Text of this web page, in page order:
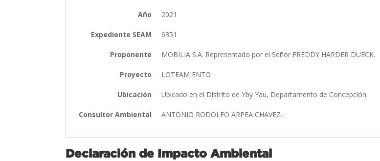
Año 2021
Expediente SEAM 6351
Proponente MOBILIA S.A. Representado por el Señor FREDDY HARDER DUECK.
Proyecto LOTEAMIENTO
Ubicación Ubicado en el Distrito de Yby Yau, Departamento de Concepción.
Consultor Ambiental ANTONIO RODOLFO ARPEA CHAVEZ.
Declaración de Impacto Ambiental